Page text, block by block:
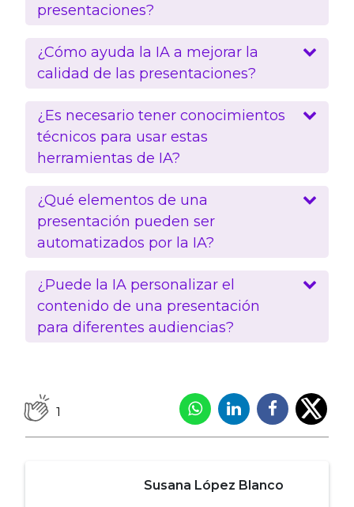
presentaciones?
¿Cómo ayuda la IA a mejorar la
calidad de las presentaciones?
¿Es necesario tener conocimientos
técnicos para usar estas
herramientas de IA?
¿Qué elementos de una
presentación pueden ser
automatizados por la IA?
¿Puede la IA personalizar el
contenido de una presentación
para diferentes audiencias?
1
Susana López Blanco